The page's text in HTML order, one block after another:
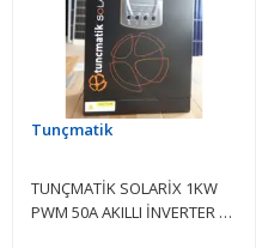
Tunçmatik
TUNÇMATİK SOLARİX 1KW
PWM 50A AKILLI İNVERTER –